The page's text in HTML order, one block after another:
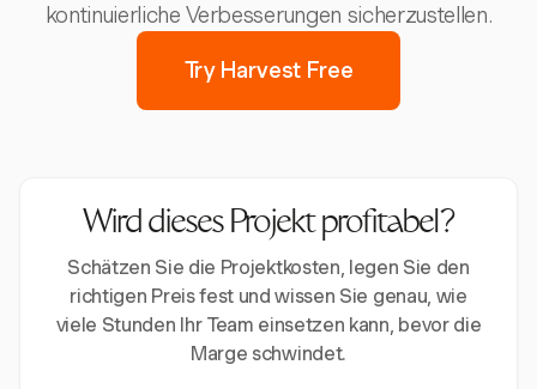
kontinuierliche Verbesserungen sicherzustellen.
Try Harvest Free
Wird dieses Projekt profitabel?
Schätzen Sie die Projektkosten, legen Sie den
richtigen Preis fest und wissen Sie genau, wie
viele Stunden Ihr Team einsetzen kann, bevor die
Marge schwindet.